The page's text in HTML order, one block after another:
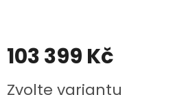
103 399 Kč
cena:
Zvolte variantu